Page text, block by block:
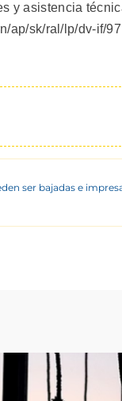
y asistencia
ap/sk/ral/lp/dv-if/97
ser bajadas e